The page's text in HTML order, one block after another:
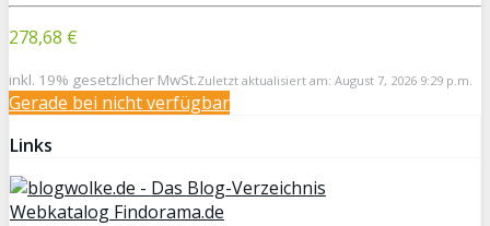
278,68 €
inkl. 19% gesetzlicher MwSt.Zuletzt aktualisiert am: August 7, 2026 9:29 p.m.
Gerade bei nicht verfügbar
Links
Webkatalog Findorama.de